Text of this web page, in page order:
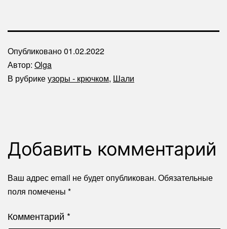
Опубликовано01.02.2022
Автор: Olga
В рубрикеузоры - крючком, Шали
Добавить комментарий
Ваш адрес email не будет опубликован. Обязательные
поля помечены *
Комментарий *